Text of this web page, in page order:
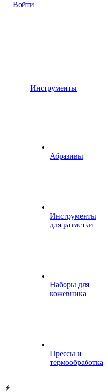
Войти
Инструменты
Абразивы
Инструменты
для разметки
Наборы для
кожевника
Прессы и
термообработка